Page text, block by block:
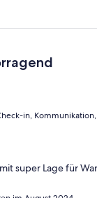
in,
super Lage für